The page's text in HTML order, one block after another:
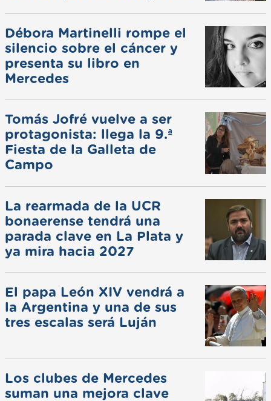
Débora Martinelli rompe el
silencio sobre el cáncer y
presenta su libro en
Mercedes
Tomás Jofré vuelve a ser
protagonista: llega la 9.ª
Fiesta de la Galleta de
Campo
La rearmada de la UCR
bonaerense tendrá una
parada clave en La Plata y
ya mira hacia 2027
El papa León XIV vendrá a
la Argentina y una de sus
tres escalas será Luján
Los clubes de Mercedes
suman una mejora clave